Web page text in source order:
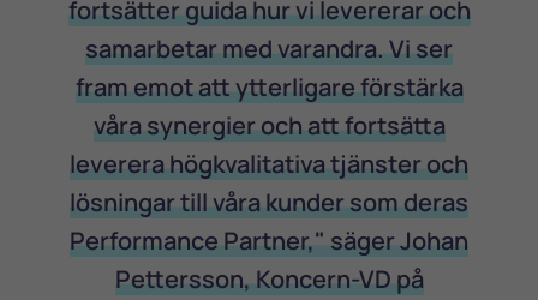
fortsätter guida hur vi levererar och
samarbetar med varandra. Vi ser
fram emot att ytterligare förstärka
våra synergier och att fortsätta
leverera högkvalitativa tjänster och
lösningar till våra kunder som deras
Performance Partner," säger Johan
Pettersson, Koncern-VD på